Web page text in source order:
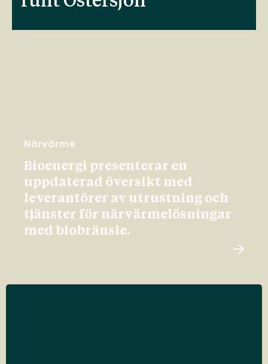
Närvärme
Bioenergi presenterar en
uppdaterad översikt med
leverantörer av utrustning och
tjänster för närvärmelösningar
med biobränsle.